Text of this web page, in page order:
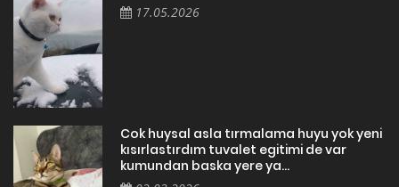
17.05.2026
Cok huysal asla tırmalama huyu yok yeni
kısırlastırdım tuvalet egitimi de var
kumundan baska yere ya...